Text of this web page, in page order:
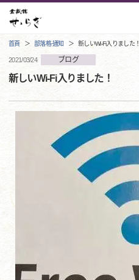
首頁 部落格·通知 新しいWi-Fi入りました！
2021/03/24 ブログ
新しいWi-Fi入りました！